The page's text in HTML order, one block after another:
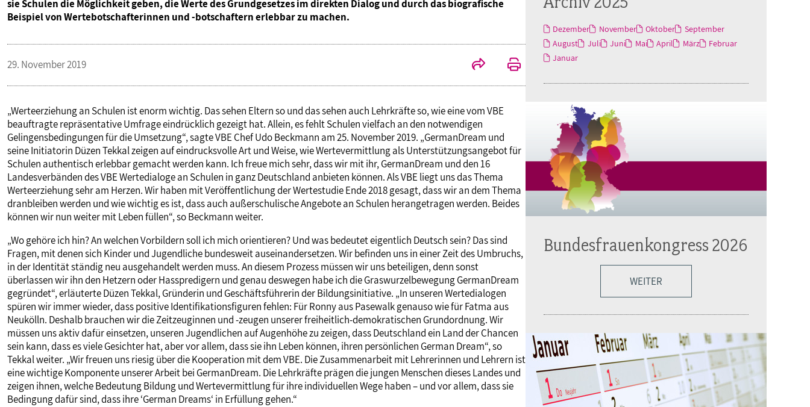
Mitgliedsgewerkschaften
Alterssicherung
Gesundheit
Gender Budgeting
Europa
Digitalisierung
PUBLIKATIONEN
TERMINE & VERANSTALTUNGEN
Seminare
MITGLIEDSCHAFT & SERVICE
Akademie
sie Schulen die Möglichkeit geben, die Werte des Grundgesetzes im direkten Dialog und durch das biografische
Beispiel von Wertebotschafterinnen und -botschaftern erlebbar zu machen.
29. November 2019
„Werteerziehung an Schulen ist enorm wichtig. Das sehen Eltern so und das sehen auch Lehrkräfte so, wie eine vom VBE
beauftragte repräsentative Umfrage eindrücklich gezeigt hat. Allein, es fehlt Schulen vielfach an den notwendigen
Gelingensbedingungen für die Umsetzung“, sagte VBE Chef Udo Beckmann am 25. November 2019. „GermanDream und
seine Initiatorin Düzen Tekkal zeigen auf eindrucksvolle Art und Weise, wie Wertevermittlung als Unterstützungsangebot für
Schulen authentisch erlebbar gemacht werden kann. Ich freue mich sehr, dass wir mit ihr, GermanDream und den 16
Landesverbänden des VBE Wertedialoge an Schulen in ganz Deutschland anbieten können. Als VBE liegt uns das Thema
Werteerziehung sehr am Herzen. Wir haben mit Veröffentlichung der Wertestudie Ende 2018 gesagt, dass wir an dem Thema
dranbleiben werden und wie wichtig es ist, dass auch außerschulische Angebote an Schulen herangetragen werden. Beides
können wir nun weiter mit Leben füllen“, so Beckmann weiter.
„Wo gehöre ich hin? An welchen Vorbildern soll ich mich orientieren? Und was bedeutet eigentlich Deutsch sein? Das sind
Fragen, mit denen sich Kinder und Jugendliche bundesweit auseinandersetzen. Wir befinden uns in einer Zeit des Umbruchs,
in der Identität ständig neu ausgehandelt werden muss. An diesem Prozess müssen wir uns beteiligen, denn sonst
überlassen wir ihn den Hetzern oder Hasspredigern und genau deswegen habe ich die Graswurzelbewegung GermanDream
gegründet“, erläuterte Düzen Tekkal, Gründerin und Geschäftsführerin der Bildungsinitiative. „In unseren Wertedialogen
spüren wir immer wieder, dass positive Identifikationsfiguren fehlen: Für Ronny aus Pasewalk genauso wie für Fatma aus
Neukölln. Deshalb brauchen wir die Zeitzeuginnen und -zeugen unserer freiheitlich-demokratischen Grundordnung. Wir
müssen uns aktiv dafür einsetzen, unseren Jugendlichen auf Augenhöhe zu zeigen, dass Deutschland ein Land der Chancen
sein kann, dass es viele Gesichter hat, aber vor allem, dass sie ihn Leben können, ihren persönlichen German Dream“, so
Tekkal weiter. „Wir freuen uns riesig über die Kooperation mit dem VBE. Die Zusammenarbeit mit Lehrerinnen und Lehrern ist
eine wichtige Komponente unserer Arbeit bei GermanDream. Die Lehrkräfte prägen die jungen Menschen dieses Landes und
zeigen ihnen, welche Bedeutung Bildung und Wertevermittlung für ihre individuellen Wege haben – und vor allem, dass sie
Bedingung dafür sind, dass ihre ‘German Dreams‘ in Erfüllung gehen.“
Dezember November Oktober
September
August
Juli Juni Mai April März
Februar
Januar
Bundesfrauenkongress 2026
WEITER